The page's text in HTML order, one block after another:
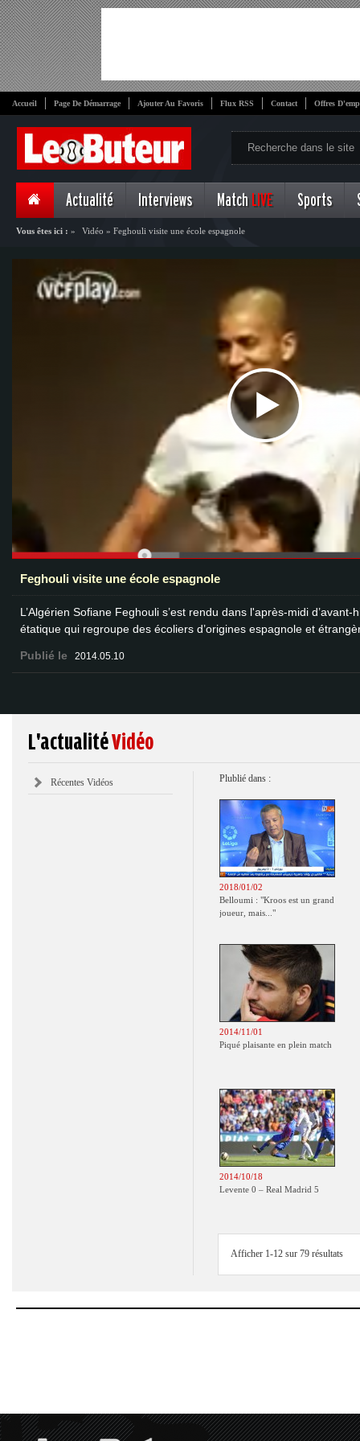
Accueil Page De Démarrage Ajouter Au Favoris Flux RSS Contact Offres
Actualité Interviews Match LIVE Sports
Vous êtes ici : » Vidéo » Feghouli visite une école espagnole
Feghouli visite une école espagnole
L’Algérien Sofiane Feghouli s’est rendu dans l'après-midi
étatique qui regroupe des écoliers d’origines espagnole et
Publié le 2014.05.10
L'actualitéVidéo
Récentes Vidéos Plublié dans :
2018/01/02
Belloumi : "Kroos est un grand
joueur, mais..."
2014/11/01
Piqué plaisante en plein match
2014/10/18
Levente 0 – Real Madrid 5
Afficher 1-12 sur 79 résultats